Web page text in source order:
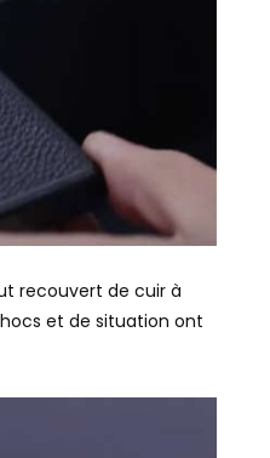
recouvert de cuir à
et de situation ont